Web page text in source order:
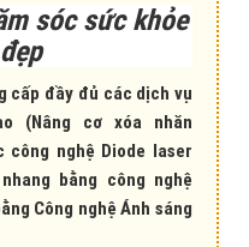
sóc sức khỏe
cấp đầy đủ các dịch vụ
(Nâng cơ xóa nhăn
nghệ Diode laser
bằng công nghệ
Công nghệ Ánh sáng